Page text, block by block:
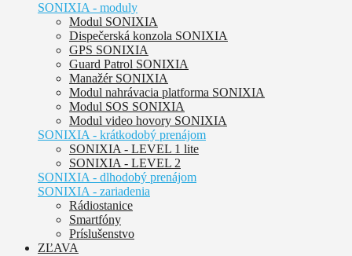
SONIXIA - moduly
Modul SONIXIA
Dispečerská konzola SONIXIA
GPS SONIXIA
Guard Patrol SONIXIA
Manažér SONIXIA
Modul nahrávacia platforma SONIXIA
Modul SOS SONIXIA
Modul video hovory SONIXIA
SONIXIA - krátkodobý prenájom
SONIXIA - LEVEL 1 lite
SONIXIA - LEVEL 2
SONIXIA - dlhodobý prenájom
SONIXIA - zariadenia
Rádiostanice
Smartfóny
Príslušenstvo
ZĽAVA